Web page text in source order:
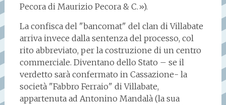
Pecora di Maurizio Pecora & C.»).
La confisca del "bancomat" del clan di Villabate
arriva invece dalla sentenza del processo, col
rito abbreviato, per la costruzione di un centro
commerciale. Diventano dello Stato – se il
verdetto sarà confermato in Cassazione- la
società "Fabbro Ferraio" di Villabate,
appartenuta ad Antonino Mandalà (la sua